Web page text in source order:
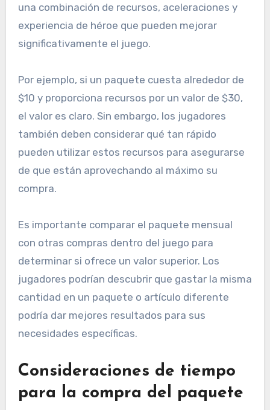
una combinación de recursos, aceleraciones y
experiencia de héroe que pueden mejorar
significativamente el juego.
Por ejemplo, si un paquete cuesta alrededor de
$10 y proporciona recursos por un valor de $30,
el valor es claro. Sin embargo, los jugadores
también deben considerar qué tan rápido
pueden utilizar estos recursos para asegurarse
de que están aprovechando al máximo su
compra.
Es importante comparar el paquete mensual
con otras compras dentro del juego para
determinar si ofrece un valor superior. Los
jugadores podrían descubrir que gastar la misma
cantidad en un paquete o artículo diferente
podría dar mejores resultados para sus
necesidades específicas.
Consideraciones de tiempo
para la compra del paquete